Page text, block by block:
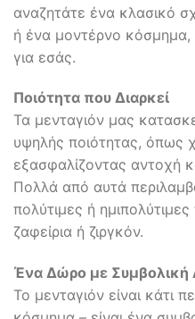
αναζητάτε ένα κλασικό
ή ένα μοντέρνο
για εσάς.
Ποιότητα που Διαρκεί
Τα μενταγιόν μας
υψηλής ποιότητας, όπως
εξασφαλίζοντας αντοχή
Πολλά από αυτά
πολύτιμες ή
ζαφείρια ή ζιργκόν.
Ένα Δώρο με Συμβολική
Το μενταγιόν είναι κάτι